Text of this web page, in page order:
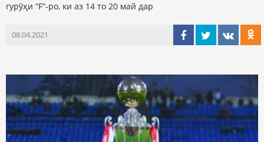
гурӯҳи “F”-ро, ки аз 14 то 20 май дар
08.04.2021